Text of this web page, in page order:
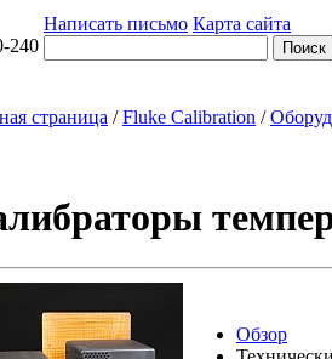
240
Написать письмо Карта сайта
страница /Fluke Calibration /
Обзор